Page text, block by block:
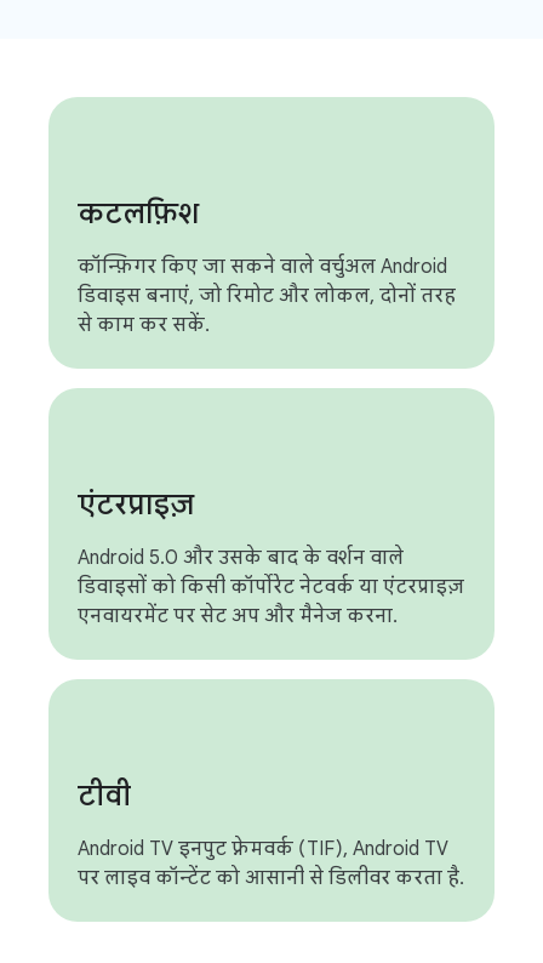
कटलफ़िश
कॉन्फ़िगर किए जा सकने वाले वर्चुअल Android
डिवाइस बनाएं, जो रिमोट और लोकल, दोनों तरह
से काम कर सकें.
एंटरप्राइज़
Android 5.0 और उसके बाद के वर्शन वाले
डिवाइसों को किसी कॉर्पोरेट नेटवर्क या एंटरप्राइज़
एनवायरमेंट पर सेट अप और मैनेज करना.
टीवी
Android TV इनपुट फ़्रेमवर्क (TIF), Android TV
पर लाइव कॉन्टेंट को आसानी से डिलीवर करता है.